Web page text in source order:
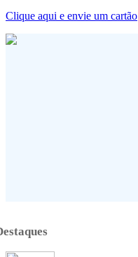
Clique aqui e envie um cartão